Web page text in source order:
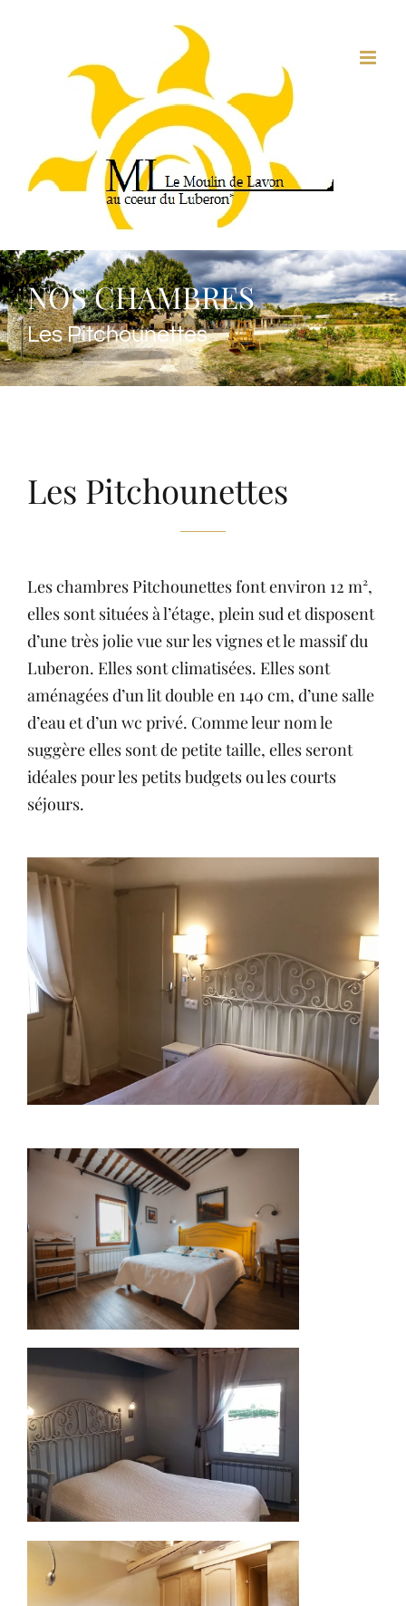
NOS CHAMBRES
Les Pitchounettes
Les Pitchounettes
Les chambres Pitchounettes font environ 12 m²,
elles sont situées à l’étage, plein sud et disposent
d’une très jolie vue sur les vignes et le massif du
Luberon. Elles sont climatisées. Elles sont
aménagées d’un lit double en 140 cm, d’une salle
d’eau et d’un wc privé. Comme leur nom le
suggère elles sont de petite taille, elles seront
idéales pour les petits budgets ou les courts
séjours.